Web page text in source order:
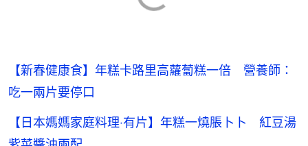
【新春健康食】年糕卡路里高蘿蔔糕一倍 營養師：
吃一兩片要停口
【日本媽媽家庭料理‧有片】年糕一燒脹卜卜 紅豆湯